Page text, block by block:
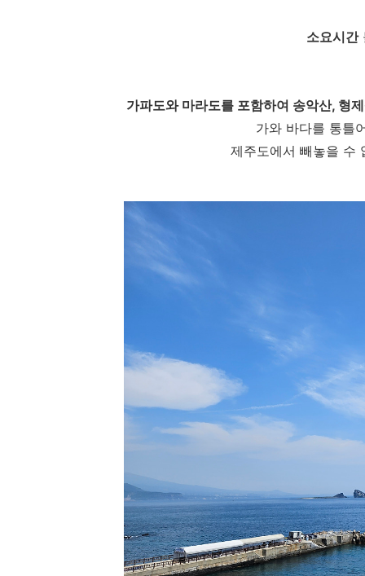
소요시간
가파도와 마라도를 포함하여 송악산, 형
가와 바다를 통틀
제주도에서 빼놓을 수